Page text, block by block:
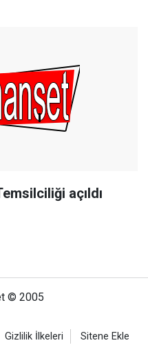
açıldı
© 2005
Gizlilik İlkeleri Sitene Ekle